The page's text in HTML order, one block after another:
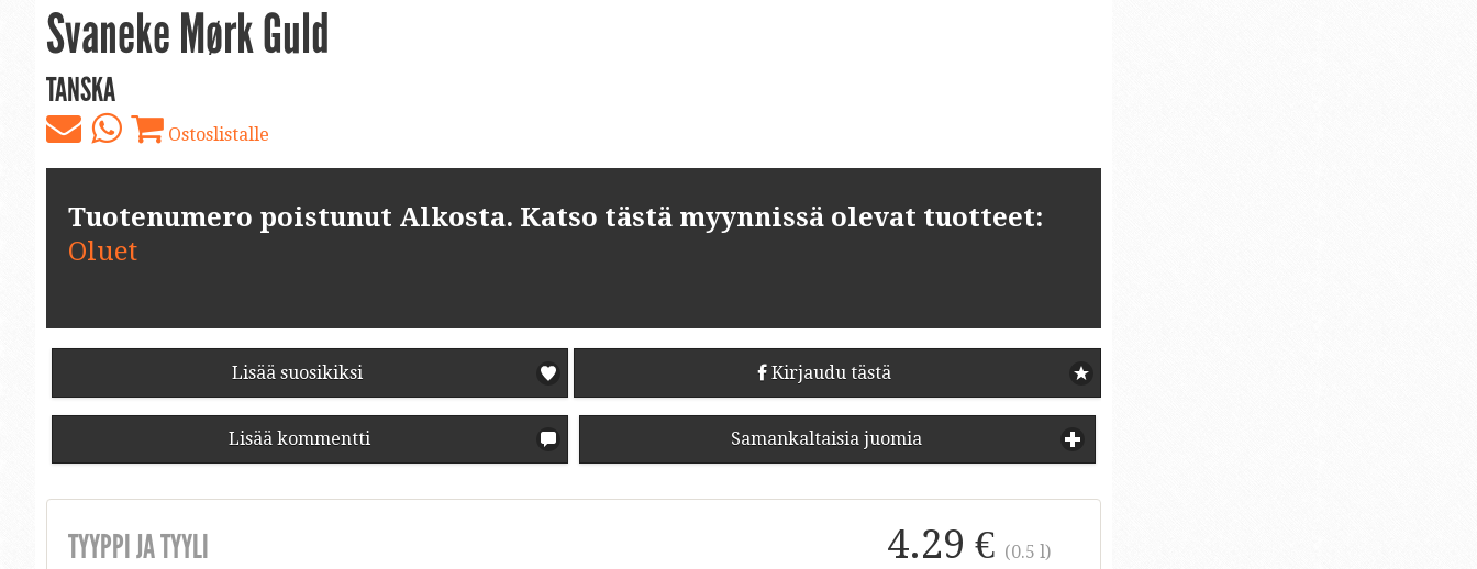
Svaneke Mørk Guld
TANSKA
Ostoslistalle
Tuotenumero poistunut Alkosta. Katso tästä myynnissä olevat tuotteet:
Oluet
Lisää suosikiksi Kirjaudu tästä
Lisää kommentti Samankaltaisia juomia
4.29 € (0.5 l)
TYYPPI JA TYYLI